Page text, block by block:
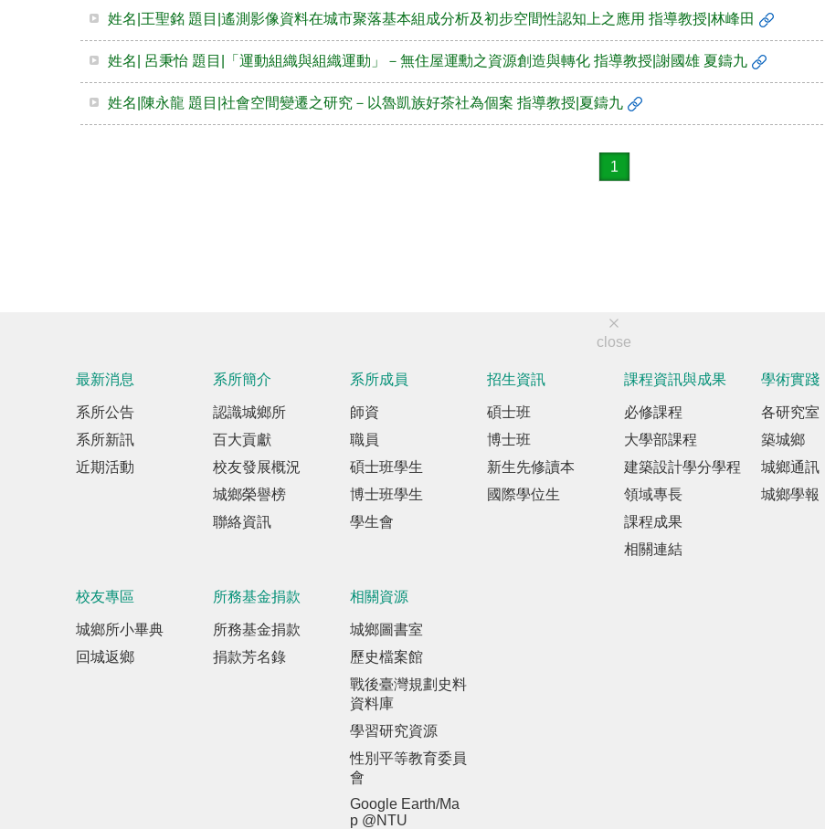
姓名|王聖銘 題目|遙測影像資料在城市聚落基本組成分析及初步空間性認知上之應用 指導教授|林峰田
姓名| 呂秉怡 題目|「運動組織與組織運動」－無住屋運勳之資源創造與轉化 指導教授|謝國雄 夏鑄九
姓名|陳永龍 題目|社會空間變遷之研究－以魯凱族好茶社為個案 指導教授|夏鑄九
1
close
最新消息
系所公告
系所新訊
近期活動
系所簡介
認識城鄉所
百大貢獻
校友發展概況
城鄉榮譽榜
聯絡資訊
系所成員
師資
職員
碩士班學生
博士班學生
學生會
招生資訊
碩士班
博士班
新生先修讀本
國際學位生
課程資訊與成果
必修課程
大學部課程
建築設計學分學程
領域專長
課程成果
相關連結
學術實踐
各研究室
築城鄉
城鄉通訊
城鄉學報
校友專區
城鄉所小畢典
回城返鄉
所務基金捐款
所務基金捐款
捐款芳名錄
相關資源
城鄉圖書室
歷史檔案館
戰後臺灣規劃史料
資料庫
學習研究資源
性別平等教育委員
會
Google Earth/Ma
p @NTU